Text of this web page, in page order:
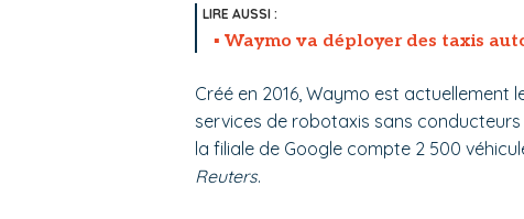
Waymo va déployer des taxis
Créé en 2016, Waymo est
services de robotaxis sans
la filiale de Google compte 2 500
Reuters.